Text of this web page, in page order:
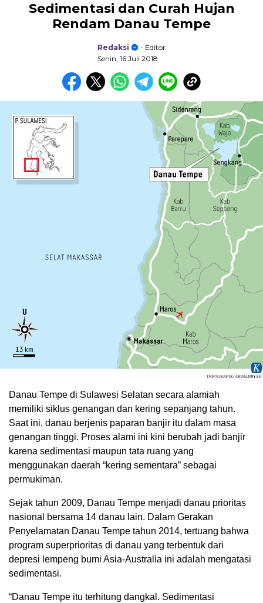
Sedimentasi dan Curah Hujan
Rendam Danau Tempe
Redaksi
- Editor
Senin, 16 Juli 2018
Danau Tempe di Sulawesi Selatan secara alamiah
memiliki siklus genangan dan kering sepanjang tahun.
Saat ini, danau berjenis paparan banjir itu dalam masa
genangan tinggi. Proses alami ini kini berubah jadi banjir
karena sedimentasi maupun tata ruang yang
menggunakan daerah “kering sementara” sebagai
permukiman.
Sejak tahun 2009, Danau Tempe menjadi danau prioritas
nasional bersama 14 danau lain. Dalam Gerakan
Penyelamatan Danau Tempe tahun 2014, tertuang bahwa
program superprioritas di danau yang terbentuk dari
depresi lempeng bumi Asia-Australia ini adalah mengatasi
sedimentasi.
“Danau Tempe itu terhitung dangkal. Sedimentasi